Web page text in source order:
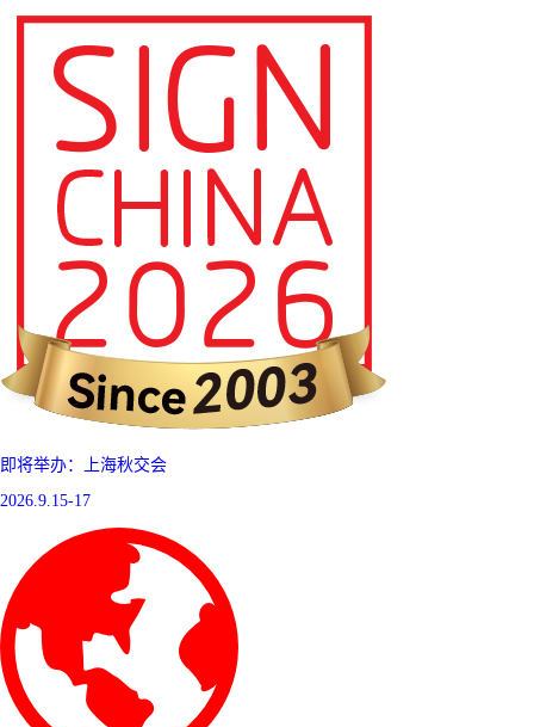
即将举办：上海秋交会
2026.9.15-17